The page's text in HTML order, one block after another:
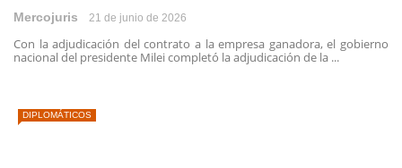
Mercojuris 21 de junio de 2026
Con la adjudicación del contrato a la empresa ganadora, el gobierno
nacional del presidente Milei completó la adjudicación de la ...
DIPLOMÁTICOS